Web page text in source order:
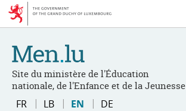
Go
Go
Site du ministère de l'Éducation
nationale, de l'Enfance et de la Jeunesse
Changer
FR LB EN DE